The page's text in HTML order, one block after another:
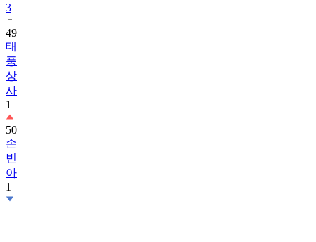
3
49
태
풍
상
사
1
50
손
빈
아
1